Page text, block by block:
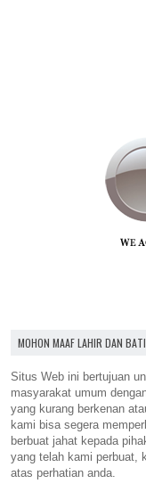
MOHON MAAF LAHIR DAN
Situs Web ini bertujuan
masyarakat umum
yang kurang berkenan
kami bisa segera
berbuat jahat kepada
yang telah kami perbuat,
atas perhatian anda.